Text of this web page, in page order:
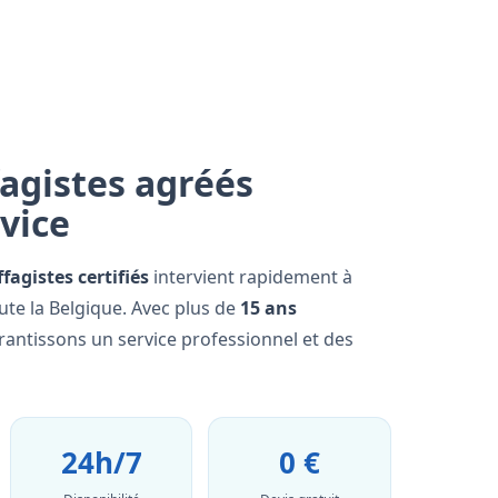
agréés
certifiés intervient rapidement à
la Belgique. Avec plus de 15 ans
un service professionnel et des
24h/7 0 €